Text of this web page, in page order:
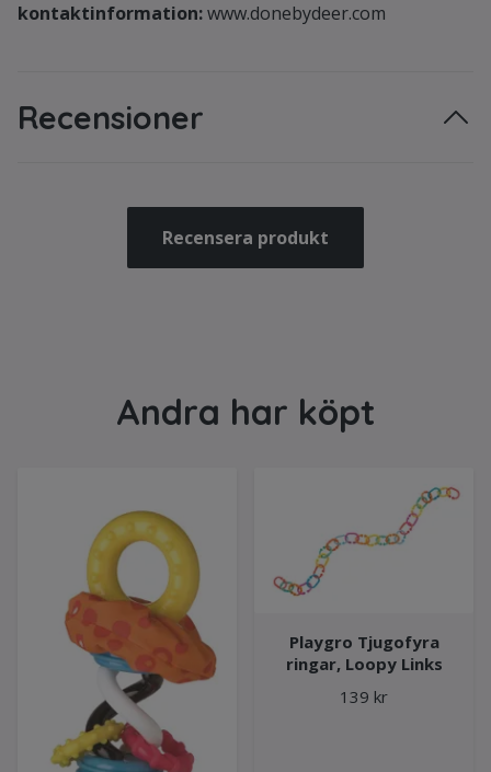
kontaktinformation:www.donebydeer.com
Recensioner
Recensera produkt
Andra har köpt
Playgro Tjugofyra
ringar, Loopy Links
139 kr